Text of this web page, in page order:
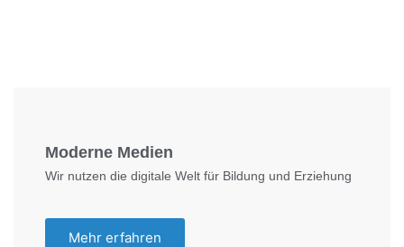
Moderne Medien
Wir nutzen die digitale Welt für Bildung und Erziehung
Mehr erfahren